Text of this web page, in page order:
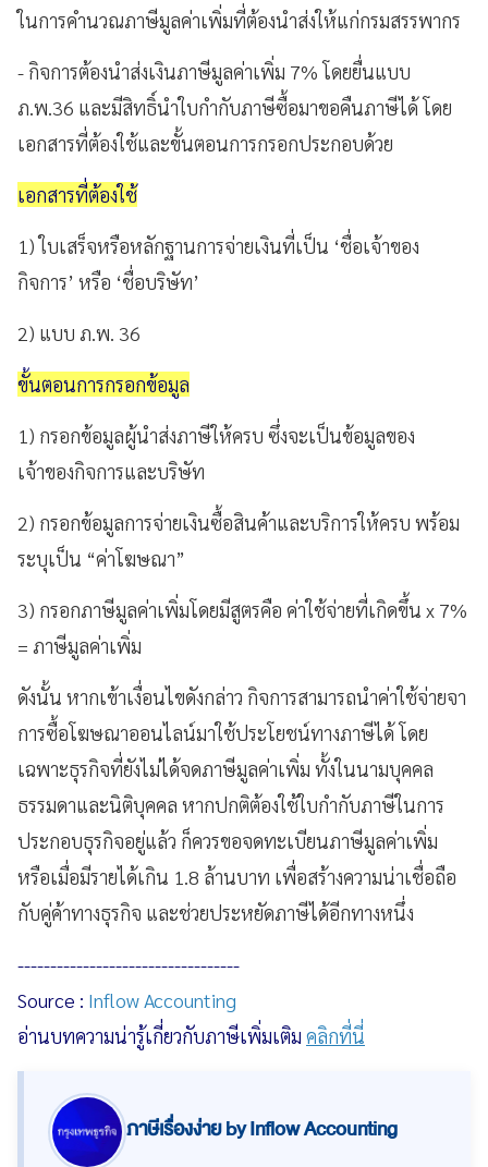
ในการคำนวณภาษีมูลค่าเพิ่มที่ต้องนำส่งให้แก่กรมสรรพากร
- กิจการต้องนำส่งเงินภาษีมูลค่าเพิ่ม 7% โดยยื่นแบบ
ภ.พ.36 และมีสิทธิ์นำใบกำกับภาษีซื้อมาขอคืนภาษีได้ โดย
เอกสารที่ต้องใช้และขั้นตอนการกรอกประกอบด้วย
เอกสารที่ต้องใช้
1) ใบเสร็จหรือหลักฐานการจ่ายเงินที่เป็น ‘ชื่อเจ้าของ
กิจการ’ หรือ ‘ชื่อบริษัท’
2) แบบ ภ.พ. 36
ขั้นตอนการกรอกข้อมูล
1) กรอกข้อมูลผู้นำส่งภาษีให้ครบ ซึ่งจะเป็นข้อมูลของ
เจ้าของกิจการและบริษัท
2) กรอกข้อมูลการจ่ายเงินซื้อสินค้าและบริการให้ครบ พร้อม
ระบุเป็น “ค่าโฆษณา”
3) กรอกภาษีมูลค่าเพิ่มโดยมีสูตรคือ ค่าใช้จ่ายที่เกิดขึ้น x 7%
= ภาษีมูลค่าเพิ่ม
ดังนั้น หากเข้าเงื่อนไขดังกล่าว กิจการสามารถนำค่าใช้จ่ายจา
การซื้อโฆษณาออนไลน์มาใช้ประโยชน์ทางภาษีได้ โดย
เฉพาะธุรกิจที่ยังไม่ได้จดภาษีมูลค่าเพิ่ม ทั้งในนามบุคคล
ธรรมดาและนิติบุคคล หากปกติต้องใช้ใบกำกับภาษีในการ
ประกอบธุรกิจอยู่แล้ว ก็ควรขอจดทะเบียนภาษีมูลค่าเพิ่ม
หรือเมื่อมีรายได้เกิน 1.8 ล้านบาท เพื่อสร้างความน่าเชื่อถือ
กับคู่ค้าทางธุรกิจ และช่วยประหยัดภาษีได้อีกทางหนึ่ง
----------------------------------
Source : Inflow Accounting
อ่านบทความน่ารู้เกี่ยวกับภาษีเพิ่มเติม คลิกที่นี่
ภาษีเรื่องง่าย by Inflow Accounting